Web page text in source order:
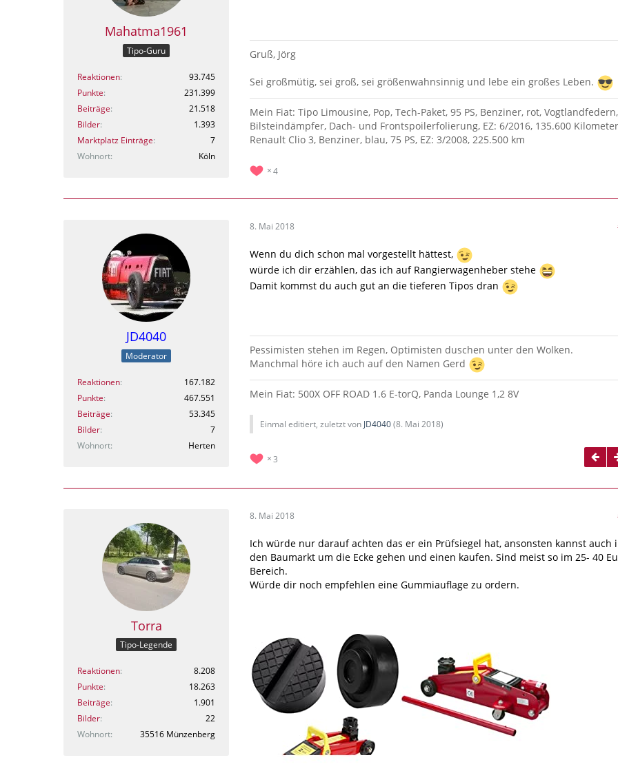
Mahatma1961
Tipo-Guru
Reaktionen
93.745
Punkte
231.399
Beiträge
21.518
Bilder
1.393
Marktplatz Einträge
7
Wohnort
Köln
Gruß, Jörg
Sei großmütig, sei groß, sei größenwahnsinnig und lebe ein großes Leben.
Mein Fiat: Tipo Limousine, Pop, Tech-Paket, 95 PS, Benziner, rot, Vogtlandfedern,
Bilsteindämpfer, Dach- und Frontspoilerfolierung, EZ: 6/2016, 135.600
Renault Clio 3, Benziner, blau, 75 PS, EZ: 3/2008, 225.500 km
4
JD4040
Moderator
Reaktionen
167.182
Punkte
467.551
Beiträge
53.345
Bilder
7
Wohnort
Herten
8. Mai 2018
Wenn du dich schon mal vorgestellt hättest,
würde ich dir erzählen, das ich auf Rangierwagenheber stehe
Damit kommst du auch gut an die tieferen Tipos dran
Pessimisten stehen im Regen, Optimisten duschen unter den Wolken.
Manchmal höre ich auch auf den Namen Gerd
Mein Fiat: 500X OFF ROAD 1.6 E-torQ, Panda Lounge 1,2 8V
Einmal editiert, zuletzt von JD4040(8. Mai 2018)
3
Torra
Tipo-Legende
Reaktionen
8.208
Punkte
18.263
Beiträge
1.901
Bilder
22
Wohnort
35516 Münzenberg
8. Mai 2018
Ich würde nur darauf achten das er ein Prüfsiegel hat, ansonsten kannst auch
den Baumarkt um die Ecke gehen und einen kaufen. Sind meist so im 25- 40
Bereich.
Würde dir noch empfehlen eine Gummiauflage zu ordern.